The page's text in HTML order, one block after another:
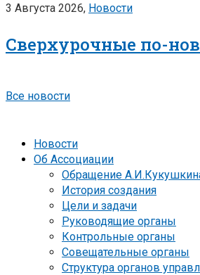
3 Августа 2026, Новости
Сверхурочные по-
Все новости
Новости
Об Ассоциации
Обращение
История создания
Цели и задачи
Руководящие органы
Контрольные органы
Совещательные органы
Структура органов